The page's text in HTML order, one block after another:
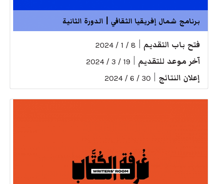
برنامج شمال إفريقيا الثقافي | الدورة الثانية
فتح باب التقديم 8 / 1 / 2024
آخر موعد للتقديم 19 / 3 / 2024
إعلان النتائج 30 / 6 / 2024